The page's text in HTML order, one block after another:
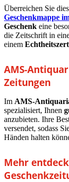
Überreichen Sie
Geschenkmappe
Geschenk eine
die Zeitschrift in
einem
AMS-
Zeitungen
Im AMS-
spezialisiert, Ihnen
anzubieten. Ihre
versendet, sodass
Händen halten
Mehr